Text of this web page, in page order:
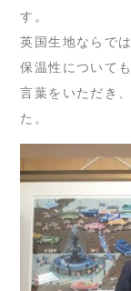
す。
英国生地ならで
保温性について
言葉をいただき
た。